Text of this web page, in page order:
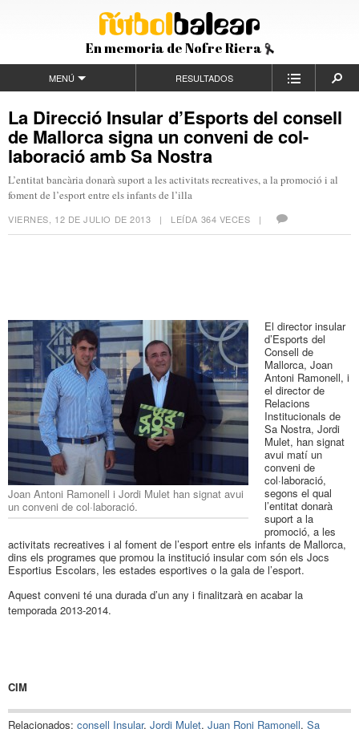
En memoria de Nofre Riera
MENÚ RESULTADOS
La Direcció Insular d’Esports del consell
de Mallorca signa un conveni de col-
laboració amb Sa Nostra
L’entitat bancària donarà suport a les activitats recreatives, a la promoció i al
foment de l’esport entre els infants de l’illa
VIERNES, 12 DE JULIO DE 2013 | LEÍDA 364 VECES |
Joan Antoni Ramonell i Jordi Mulet han signat avui
un conveni de col·laboració.
El director insular
d’Esports del
Consell de
Mallorca, Joan
Antoni Ramonell, i
el director de
Relacions
Institucionals de
Sa Nostra, Jordi
Mulet, han signat
avui matí un
conveni de
col·laboració,
segons el qual
l’entitat donarà
suport a la
promoció, a les
activitats recreatives i al foment de l’esport entre els infants de Mallorca,
dins els programes que promou la institució insular com són els Jocs
Esportius Escolars, les estades esportives o la gala de l’esport.
Aquest conveni té una durada d’un any i finalitzarà en acabar la
temporada 2013-2014.
CIM
Relacionados: consell Insular, Jordi Mulet, Juan Roni Ramonell, Sa